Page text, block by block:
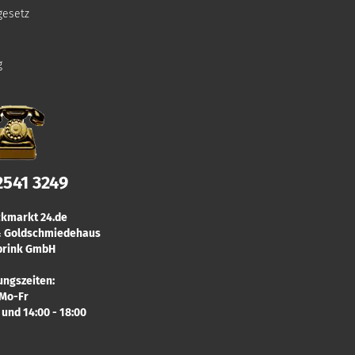
3249
24.de
Goldschmiedehaus
GmbH
Fr
14:00 - 18:00